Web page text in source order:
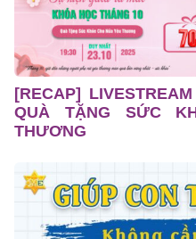
[RECAP]
QUÀ TẶNG SỨC
THƯƠNG